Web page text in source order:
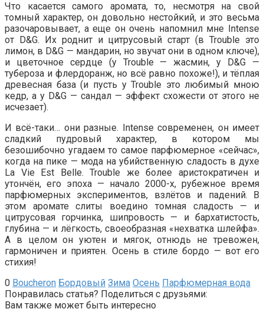
Что касается самого аромата, то, несмотря на свой
томный характер, он довольно нестойкий, и это весьма
разочаровывает, а еще он очень напомнил мне Intense
от D&G. Их роднит и цитрусовый старт (в Trouble это
лимон, в D&G — мандарин, но звучат они в одном ключе),
и цветочное сердце (у Trouble — жасмин, у D&G —
тубероза и флердоранж, но всё равно похоже!), и тёплая
древесная база (и пусть у Trouble это любимый мною
кедр, а у D&G — сандал — эффект схожести от этого не
исчезает).
И всё-таки… они разные. Intense современен, он имеет
сладкий пудровый характер, в котором мы
безошибочно угадаем то самое парфюмерное «сейчас»,
когда на пике — мода на убийственную сладость в духе
La Vie Est Belle. Trouble же более аристократичен и
утончён, его эпоха — начало 2000-х, рубежное время
парфюмерных экспериментов, взлётов и падений. В
этом аромате слиты воедино томная сладость — и
цитрусовая горчинка, шипровость — и бархатистость,
глубина — и лёгкость, своеобразная «нехватка шлейфа».
А в целом он уютен и мягок, отнюдь не тревожен,
гармоничен и приятен. Осень в стиле бордо — вот его
стихия!
0 Boucheron Бордовый Зима Осень Парфюмерная вода
Понравилась статья? Поделиться с друзьями:
Вам также может быть интересно